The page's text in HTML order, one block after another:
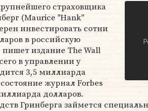
страховщика
(Maurice "Hank"
инвестировать сотни
в российскую
издание The Wall
в управлении у
3,5 миллиарда
журнал Forbes
долларов.
Гринберга займется